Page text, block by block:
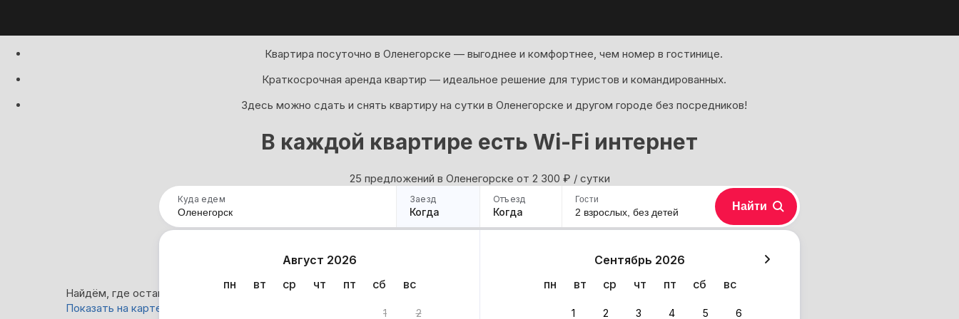
Квартира посуточно в Оленегорске — выгоднее и комфортнее, чем номер в гостинице.
Краткосрочная аренда квартир — идеальное решение для туристов и командированных.
Здесь можно сдать и снять квартиру на сутки в Оленегорске и другом городе без посредников!
В каждой квартире есть Wi-Fi интернет
25 предложений в Оленегорске oт 2 300 ₽ / сутки
Куда едем Заезд
Когда
Отъезд
Когда
Август 2026
пн
вт ср чт пт сб вс
1 2
Сентябрь 2026
пн
вт ср чт пт сб вс
1 2 3 4 5 6
Гости
2 взрослых, без детей Найти
Найдём, где остановиться в Оленегорске: 25 вариантов
Показать на карте